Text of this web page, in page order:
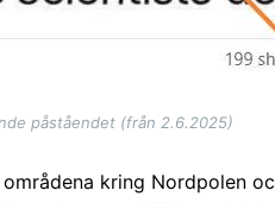
påståendet (från 2.6.2025)
kring Nordpolen